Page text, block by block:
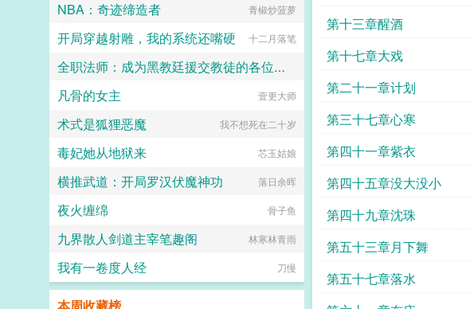
第十三章醒酒
第十七章大戏
第二十一章计划
第三十七章心寒
第四十一章紫衣
第四十五章没大没小
第四十九章沈珠
第五十三章月下舞
第五十七章落水
近七十的淮江王。苏蕴宜只能在心里
说我不愿。为了逃避不公的命运，她
盯上了那位客居自家东苑的表哥裴七
郎。传闻裴七郎出身名门，权势滔
天，偏他又是个温和端方的病美人，
蕴宜跌入裴七郎怀中，眸中含泪。表
哥救我。几度恩爱，数月缠绵，裴七
郎临别前对她说等我。这不过是必要
的虚与委蛇，苏蕴宜心知肚明。她含
泪送走裴七郎，扭头又挑了个寒门士
子，谁知眼看好事将近，裴七郎竟去
而复返。手指捏住她的下巴，温雅君
朕始乱终弃么？裴七郎，真名裴玄，
行七，正是当今陛下。苏蕴宜才知
道。心机美人x腹黑皇帝v前随榜更，
v后日更1男女主彼此身心唯一2男女
主无任何血缘关系3全文无道德完人
4传统大团圆结局。...
NBA：奇迹缔造者 青椒炒菠萝
开局穿越射雕，我的系统还嘴硬 十二月落笔
全职法师：成为黑教廷援交教徒的各位婊子
小磊子
凡骨的女主 壹更大师
术式是狐狸恶魔 我不想死在二十岁
毒妃她从地狱来 芯玉姑娘
横推武道：开局罗汉伏魔神功 落日余晖
夜火缠绵 骨子鱼
九界散人剑道主宰笔趣阁 林寒林青雨
我有一卷度人经 刀慢